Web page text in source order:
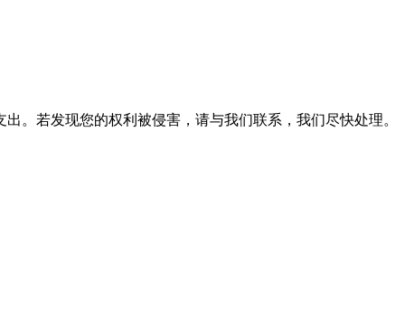
。若发现您的权利被侵害，请与我们联系，我们尽快处理。